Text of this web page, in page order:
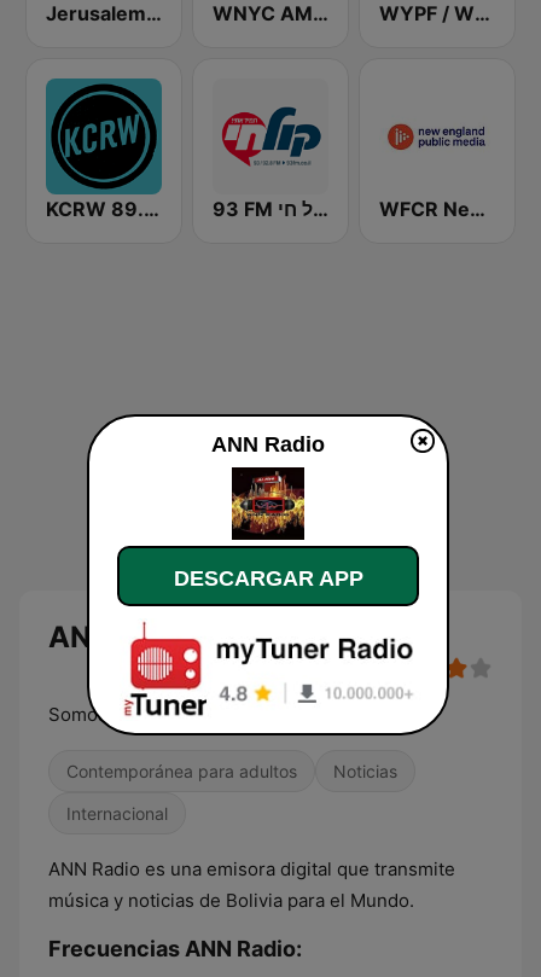
Jerusalem FM (רדיו ירושלים) WNYC AM 820 WYPF / WYPR / WYPO Public Radio 88.1 & 106.9 FM
KCRW 89.9 FM 93 FM רדיו קול חי WFCR New England Public Radio
ANN Radio
Somos Diferentes...!
Contemporánea para adultos Noticias
Internacional
ANN Radio es una emisora digital que transmite
música y noticias de Bolivia para el Mundo.
Frecuencias ANN Radio:
ANN Radio
DESCARGAR APP